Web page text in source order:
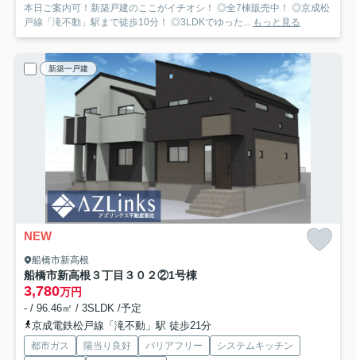
本日ご案内可！新築戸建のここがイチオシ！ ◎全7棟販売中！ ◎京成松
戸線「滝不動」駅まで徒歩10分！ ◎3LDKでゆった... もっと見る
新築一戸建
NEW
船橋市新高根
船橋市新高根３丁目３０２②1号棟
3,780万円
- / 96.46㎡ / 3SLDK /予定
京成電鉄松戸線「滝不動」駅 徒歩21分
都市ガス 陽当り良好 バリアフリー
システムキッチン